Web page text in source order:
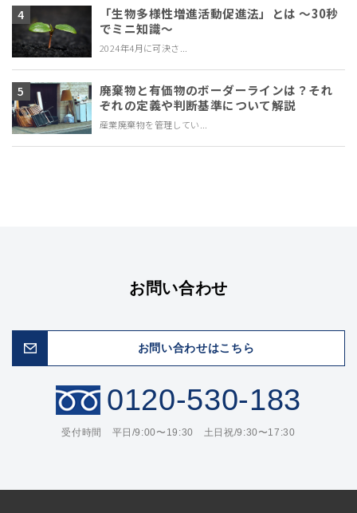
「生物多様性増進活動促進法」とは ～30秒
でミニ知識～
2024年4月に可決さ...
廃棄物と有価物のボーダーラインは？それ
ぞれの定義や判断基準について解説
産業廃棄物を管理してい...
お問い合わせ
お問い合わせはこちら
0120-530-183
受付時間 平日/9:00〜19:30 土日祝/9:30〜17:30